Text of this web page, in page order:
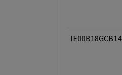
IE00B18GCB14